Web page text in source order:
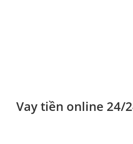
Vay tiền online 24/